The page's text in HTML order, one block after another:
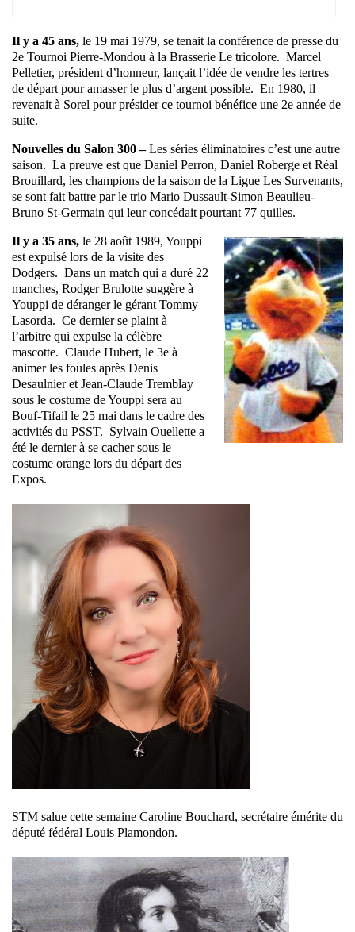
Il y a 45 ans, le 19 mai 1979, se tenait la conférence de presse du
2e Tournoi Pierre-Mondou à la Brasserie Le tricolore. Marcel
Pelletier, président d’honneur, lançait l’idée de vendre les tertres
de départ pour amasser le plus d’argent possible. En 1980, il
revenait à Sorel pour présider ce tournoi bénéfice une 2e année de
suite.
Nouvelles du Salon 300 –Les séries éliminatoires c’est une autre
saison. La preuve est que Daniel Perron, Daniel Roberge et Réal
Brouillard, les champions de la saison de la Ligue Les Survenants,
se sont fait battre par le trio Mario Dussault-Simon Beaulieu-
Bruno St-Germain qui leur concédait pourtant 77 quilles.
Il y a 35 ans, le 28 août 1989, Youppi
est expulsé lors de la visite des
Dodgers. Dans un match qui a duré 22
manches, Rodger Brulotte suggère à
Youppi de déranger le gérant Tommy
Lasorda. Ce dernier se plaint à
l’arbitre qui expulse la célèbre
mascotte. Claude Hubert, le 3e à
animer les foules après Denis
Desaulnier et Jean-Claude Tremblay
sous le costume de Youppi sera au
Bouf-Tifail le 25 mai dans le cadre des
activités du PSST. Sylvain Ouellette a
été le dernier à se cacher sous le
costume orange lors du départ des
Expos.
STM salue cette semaine Caroline Bouchard, secrétaire émérite du
député fédéral Louis Plamondon.